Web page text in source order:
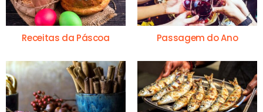
Receitas da Páscoa Passagem do Ano